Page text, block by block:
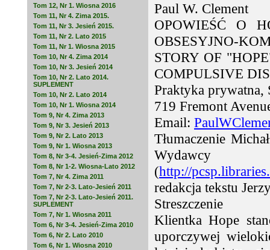
Tom 12, Nr 1. Wiosna 2016
Tom 11, Nr 4. Zima 2015.
Tom 11, Nr 3. Jesień 2015.
Tom 11, Nr 2. Lato 2015
Tom 11, Nr 1. Wiosna 2015
Tom 10, Nr 4. Zima 2014
Tom 10, Nr 3. Jesień 2014
Tom 10, Nr 2. Lato 2014.
SUPLEMENT
Tom 10, Nr 2. Lato 2014
Tom 10, Nr 1. Wiosna 2014
Tom 9, Nr 4. Zima 2013
Tom 9, Nr 3. Jesień 2013
Tom 9, Nr 2. Lato 2013
Tom 9, Nr 1. Wiosna 2013
Tom 8, Nr 3-4. Jesień-Zima 2012
Tom 8, Nr 1-2. Wiosna-Lato 2012
Tom 7, Nr 4. Zima 2011
Tom 7, Nr 2-3. Lato-Jesień 2011
Tom 7, Nr 2-3. Lato-Jesień 2011.
SUPLEMENT
Tom 7, Nr 1. Wiosna 2011
Tom 6, Nr 3-4. Jesień-Zima 2010
Tom 6, Nr 2. Lato 2010
Tom 6, Nr 1. Wiosna 2010
Paul W. Clement
OPOWIEŚĆ O
OBSESYJNO-
STORY OF
COMPULSIVE
Praktyka prywatna,
719 Fremont
Email:
Tłumaczenie
(http://
redakcja tekstu
Streszczenie
Klientka Hope
uporczywej